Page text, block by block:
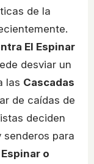
de la
El Espinar
desviar un
las Cascadas
de caídas de
deciden
senderos para
Espinar o